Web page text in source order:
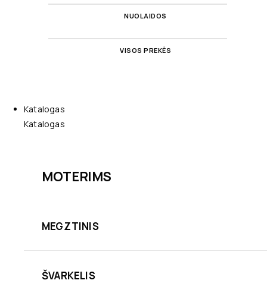
NUOLAIDOS
VISOS PREKĖS
Katalogas
Katalogas
MOTERIMS
MEGZTINIS
ŠVARKELIS